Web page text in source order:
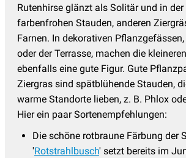
Rutenhirse glänzt als Solitär und in
farbenfrohen Stauden, anderen
Farnen. In dekorativen
oder der Terrasse, machen die
ebenfalls eine gute Figur. Gute
Ziergras sind spätblühende Stauden,
warme Standorte lieben, z. B. Phlox
Hier ein paar Sortenempfehlungen:
Die schöne rotbraune Färbung der
'Rotstrahlbusch' setzt bereits im